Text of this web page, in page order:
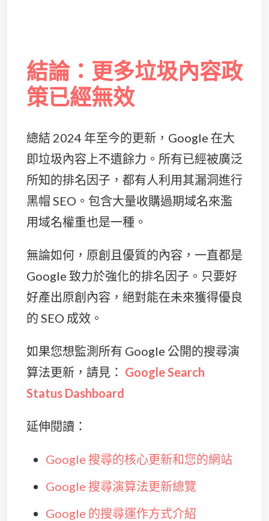
結論：更多垃圾內容政
策已經無效
總結 2024 年至今的更新，Google 在大
即垃圾內容上不遺餘力。所有已經被廣泛
所知的排名因子，都有人利用其漏洞進行
黑帽 SEO。包含大量收購過期域名來濫
用域名權重也是一種。
無論如何，原創且優質的內容，一直都是
Google 致力於強化的排名因子。只要好
好產出原創內容，絕對能在未來獲得優良
的 SEO 成效。
如果您想監測所有 Google 公開的搜尋演
算法更新，請見： Google Search
Status Dashboard
延伸閱讀：
Google 搜尋的核心更新和您的網站
Google 搜尋演算法更新總覽
Google 的搜尋運作方式介紹